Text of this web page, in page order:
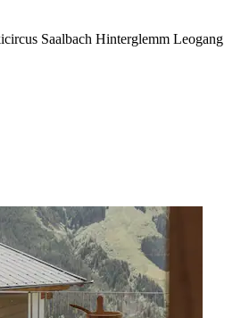
Saalbach Hinterglemm Leogang